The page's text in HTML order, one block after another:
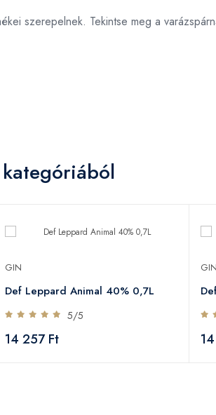
szerepelnek. Tekintse meg a
GIN
Def Leppard Animal 40% 0,7L
5/5
14 257 Ft
GIN